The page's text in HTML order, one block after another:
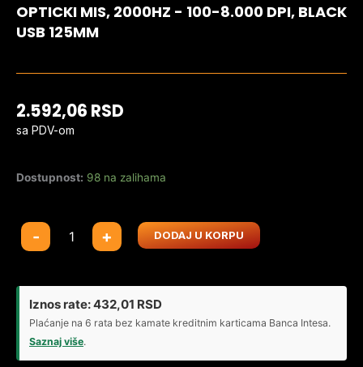
OPTICKI MIS, 2000HZ - 100-8.000 DPI, BLACK
USB 125MM
2.592,06 RSD
sa PDV-om
Dostupnost: 98 na zalihama
-
A4-
J90S
Bloody
RGB
Gejmerski
opticki
+ DODAJ U KORPU
Iznos rate:432,01 RSD
Plaćanje na 6 rata bez kamate kreditnim karticama Banca Intesa.
Saznaj više.